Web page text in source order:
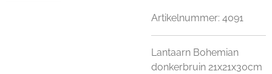
Artikelnummer: 4091
Lantaarn Bohemian
donkerbruin 21x21x30cm